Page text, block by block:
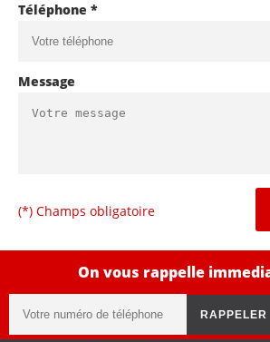
Téléphone *
Message
(*) Champs obligatoire
On vous rappelle